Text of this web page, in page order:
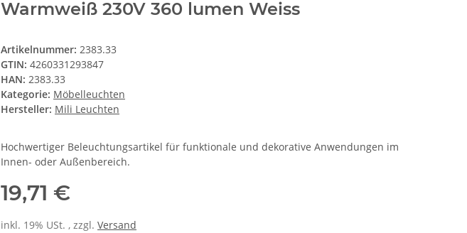
Warmweiß 230V 360 lumen Weiss
Artikelnummer: 2383.33
GTIN: 4260331293847
HAN: 2383.33
Kategorie: Möbelleuchten
Hersteller: Mili Leuchten
Hochwertiger Beleuchtungsartikel für funktionale und dekorative Anwendungen im
Innen- oder Außenbereich.
19,71 €
inkl. 19% USt. , zzgl. Versand